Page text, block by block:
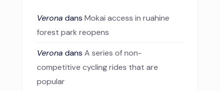
Verona dans Mokai access in ruahine
forest park reopens
Verona dans A series of non-
competitive cycling rides that are
popular